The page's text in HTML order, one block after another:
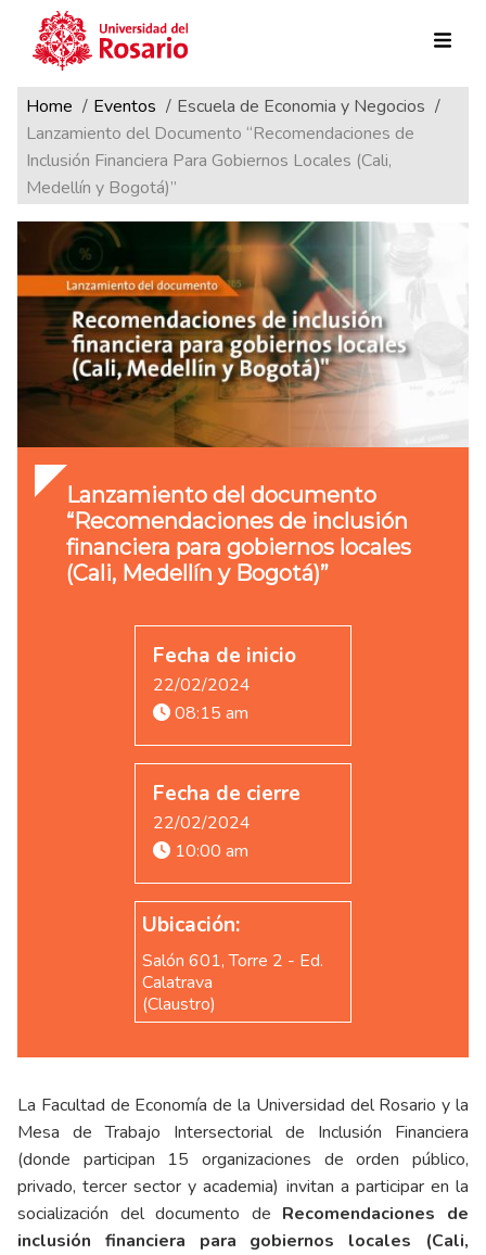
Pasar al contenido principal
Ruta de navegación
Home Eventos
Escuela de Economia y Negocios
Lanzamiento del Documento “Recomendaciones de
Inclusión Financiera Para Gobiernos Locales (Cali,
Medellín y Bogotá)”
Lanzamiento del documento
“Recomendaciones de inclusión
financiera para gobiernos locales
(Cali, Medellín y Bogotá)”
Fecha de inicio
22/02/2024
08:15 am
Fecha de cierre
22/02/2024
10:00 am
Ubicación:
Salón 601, Torre 2 - Ed.
Calatrava
(Claustro)
La Facultad de Economía de la Universidad del Rosario y la
Mesa de Trabajo Intersectorial de Inclusión Financiera
(donde participan 15 organizaciones de orden público,
privado, tercer sector y academia) invitan a participar en la
socialización del documento de Recomendaciones de
inclusión financiera para gobiernos locales (Cali,